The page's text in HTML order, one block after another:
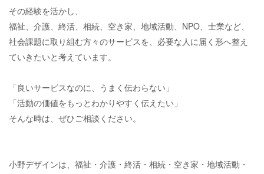
その経験を活かし、
福祉、介護、終活、相続、空き家、地域活動、NPO、士業など、
社会課題に取り組む方々のサービスを、必要な人に届く形へ整え
ていきたいと考えています。
「良いサービスなのに、うまく伝わらない」
「活動の価値をもっとわかりやすく伝えたい」
そんな時は、ぜひご相談ください。
小野デザインは、福祉・介護・終活・相続・空き家・地域活動・